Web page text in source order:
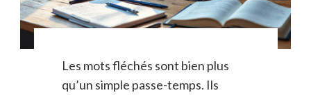
Les mots fléchés sont bien plus
qu’un simple passe-temps. Ils